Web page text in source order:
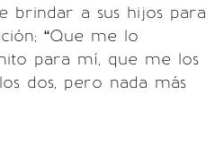
brindar a sus hijos para
“Que me lo
para mí, que me los
dos, pero nada más